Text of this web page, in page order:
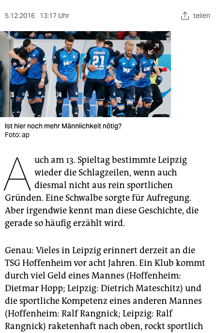
berlin
nord
wahrheit
verlag
verlag
veranstaltungen
shop
fragen & hilfe
unterstützen
abo
genossenschaft
epaper login
5.12.2016 13:17 Uhr teilen
Ist hier noch mehr Männlichkeit nötig?
Foto: ap
A uch am 13. Spieltag bestimmte Leipzig
wieder die Schlagzeilen, wenn auch
diesmal nicht aus rein sportlichen
Gründen. Eine Schwalbe sorgte für Aufregung.
Aber irgendwie kennt man diese Geschichte, die
gerade so häufig erzählt wird.
Genau: Vieles in Leipzig erinnert derzeit an die
TSG Hoffenheim vor acht Jahren. Ein Klub kommt
durch viel Geld eines Mannes (Hoffenheim:
Dietmar Hopp; Leipzig: Dietrich Mateschitz) und
die sportliche Kompetenz eines anderen Mannes
(Hoffenheim: Ralf Rangnick; Leipzig: Ralf
Rangnick) raketenhaft nach oben, rockt sportlich